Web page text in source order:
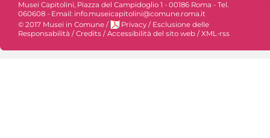
Musei Capitolini, Piazza del Campidoglio 1 - 00186 Roma - Tel.
060608 - Email: info.museicapitolini@comune.roma.it
© 2017 Musei in Comune / Privacy / Esclusione delle
Responsabilità / Credits / Accessibilità del sito web / XML-rss